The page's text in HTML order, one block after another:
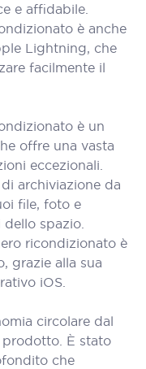
e affidabile.
è anche
Lightning, che
facilmente il
è un
offre una vasta
eccezionali.
archiviazione da
file, foto e
spazio.
ricondizionato è
grazie alla sua
iOS.
circolare dal
È stato
che